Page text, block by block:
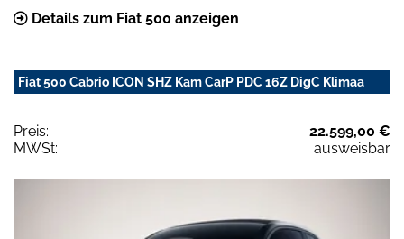
Details zum Fiat 500 anzeigen
Fiat 500 Cabrio ICON SHZ Kam CarP PDC 16Z DigC Klimaa
Preis:
22.599,00 €
MWSt:
ausweisbar